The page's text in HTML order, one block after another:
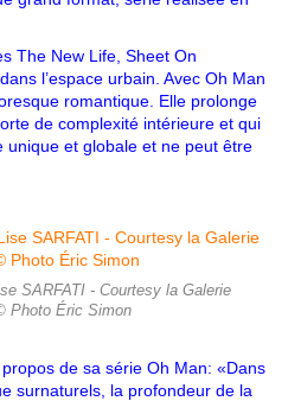
The New Life, Sheet On
l’espace urbain. Avec Oh Man
romantique. Elle prolonge
de complexité intérieure et qui
unique et globale et ne peut être
SARFATI - Courtesy la Galerie
Photo Éric Simon
de sa série Oh Man: «Dans
surnaturels, la profondeur de la